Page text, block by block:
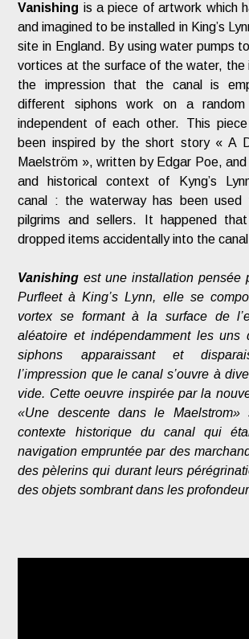
Vanishing is a piece of artwork which
and imagined to be installed in King’s
site in England. By using water pumps
vortices at the surface of the water, the
the impression that the canal is
different siphons work on a
independent of each other. This
been inspired by the short story « A
Maelström », written by Edgar Poe, and
and historical context of Kyng’s
canal : the waterway has been used
pilgrims and sellers. It happened
dropped items accidentally into the
Vanishing est une installation pensée
Purfleet à King’s Lynn, elle se
vortex se formant à la surface de
aléatoire et indépendamment les uns
siphons apparaissant et
l’impression que le canal s’ouvre à
vide. Cette oeuvre inspirée par la
«Une descente dans le Maelstrom»
contexte historique du canal qui
navigation empruntée par des
des pèlerins qui durant leurs
des objets sombrant dans les